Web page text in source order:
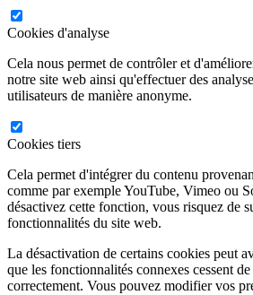
Cookies d'analyse
Cela nous permet de contrôler et
notre site web ainsi qu'effectuer des
utilisateurs de manière anonyme.
Cookies tiers
Cela permet d'intégrer du contenu
comme par exemple YouTube, Vimeo ou
désactivez cette fonction, vous risquez de
fonctionnalités du site web.
La désactivation de certains cookies peut
que les fonctionnalités connexes cessent
correctement. Vous pouvez modifier vos